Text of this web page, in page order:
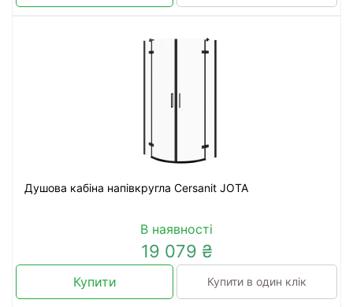
Душова кабіна напівкругла Cersanit JOTA
В наявності
19 079 ₴
Купити Купити в один клік